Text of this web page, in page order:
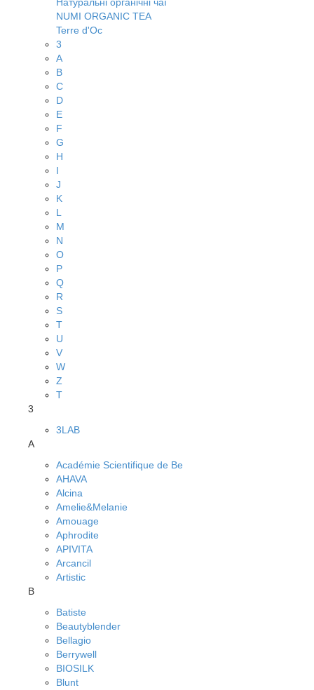
NUMI ORGANIC TEA
Terre d'Oc
3
A
B
C
D
E
F
G
H
I
J
K
L
M
N
O
P
Q
R
S
T
U
V
W
Z
Т
3
3LAB
A
Académie Scientifique de Be
AHAVA
Alcina
Amelie&Melanie
Amouage
Aphrodite
APIVITA
Arcancil
Artistic
B
Batiste
Beautyblender
Bellagio
Berrywell
BIOSILK
Blunt